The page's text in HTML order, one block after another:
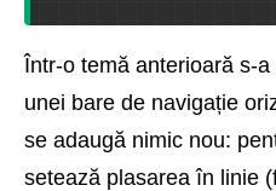
Într-o temă anterioară s-
unei bare de navigație
se adaugă nimic nou:
setează plasarea în linie